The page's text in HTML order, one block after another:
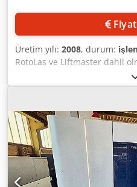
Üretim yılı: 2008, durum:
RotoLas ve Liftmaster dahil
kesim sistemi Trumpf
5000, Lazer tipi: CO2-lazer,
hareket mesafesi: 3000mm/
malzeme kalınlığı yapı
25mm/25mm/15mm,
+/-0,1mm, Tekrar hassasiyeti:
200m/dk, Maks. eşzamanlı
X/Y/Z: yaklaşık 11100mm/
yaklaşık 12000kg, Çalışma